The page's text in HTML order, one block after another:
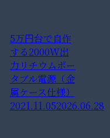
5万円台で自作
する2000W出
力リチウムポー
タブル電源（金
属ケース仕様）
2021.11.052026.06.28